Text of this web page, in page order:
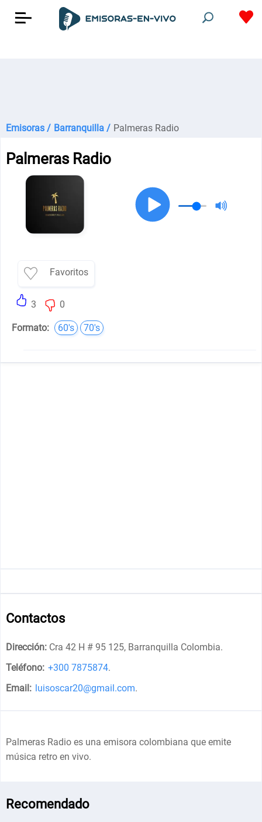
Emisoras / Barranquilla / Palmeras Radio
Palmeras Radio
Favoritos
3 0
Formato: 60's 70's
Contactos
Dirección: Cra 42 H # 95 125, Barranquilla Colombia.
Teléfono: +300 7875874.
Email: luisoscar20@gmail.com.
Palmeras Radio es una emisora colombiana que emite
música retro en vivo.
Recomendado